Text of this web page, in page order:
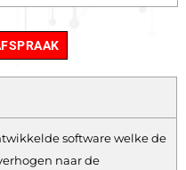
software welke de
naar de